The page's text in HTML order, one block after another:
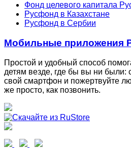
Фонд целевого капитала
Русфонд в Казахстане
Русфонд в Сербии
Мобильные приложения
Простой и удобный способ
детям везде, где бы вы ни были:
свой смартфон и пожертвуйте
же просто, как позвонить.